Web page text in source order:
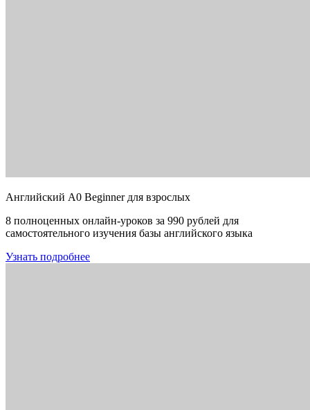
Английский A0 Beginner для взрослых
8 полноценных онлайн-уроков за 990 рублей для
самостоятельного изучения базы английского языка
Узнать подробнее